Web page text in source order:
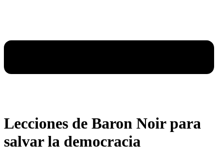
Lecciones de Baron Noir para
salvar la democracia